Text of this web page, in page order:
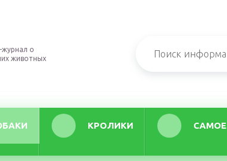
о
животных
КРОЛИКИ САМОЕ